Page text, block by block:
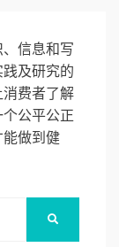
信息和写
及研究的
费者了解
公平公正
做到健